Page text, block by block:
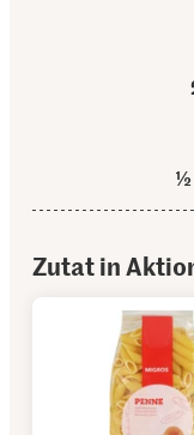
½
Zutat in